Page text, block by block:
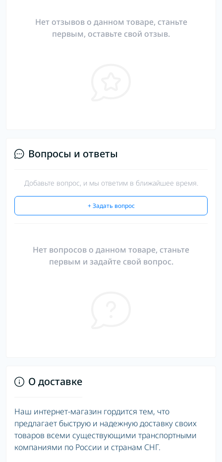
Нет отзывов о данном товаре, станьте
первым, оставьте свой отзыв.
Вопросы и ответы
Добавьте вопрос, и мы ответим в ближайшее время.
+ Задать вопрос
Нет вопросов о данном товаре, станьте
первым и задайте свой вопрос.
О доставке
Наш интернет-магазин гордится тем, что
предлагает быструю и надежную доставку своих
товаров всеми существующими транспортными
компаниями по России и странам СНГ.